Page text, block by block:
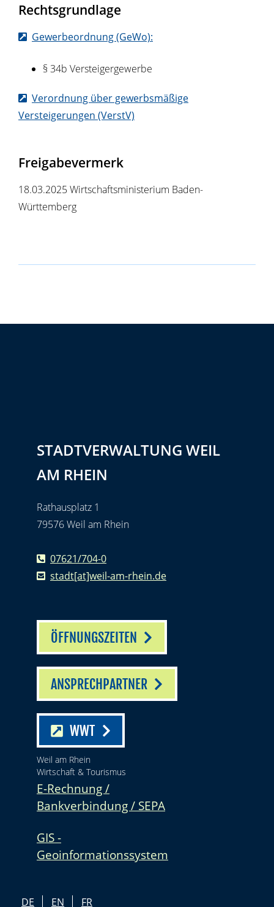
Rechtsgrundlage
Gewerbeordnung (GeWo):
§ 34b Versteigergewerbe
Verordnung über gewerbsmäßige
Versteigerungen (VerstV)
Freigabevermerk
18.03.2025 Wirtschaftsministerium Baden-
Württemberg
STADTVERWALTUNG WEIL
AM RHEIN
Rathausplatz 1
79576 Weil am Rhein
07621/704-0
stadt[at]weil-am-rhein.de
ÖFFNUNGSZEITEN
ANSPRECHPARTNER
WWT
Weil am Rhein
Wirtschaft & Tourismus
E-Rechnung /
Bankverbindung / SEPA
GIS -
Geoinformationssystem
DE EN FR